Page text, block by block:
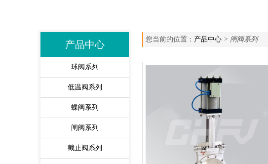
产品中心
球阀系列
低温阀系列
蝶阀系列
闸阀系列
截止阀系列
您当前的位置： 产品中心 > 闸阀系列